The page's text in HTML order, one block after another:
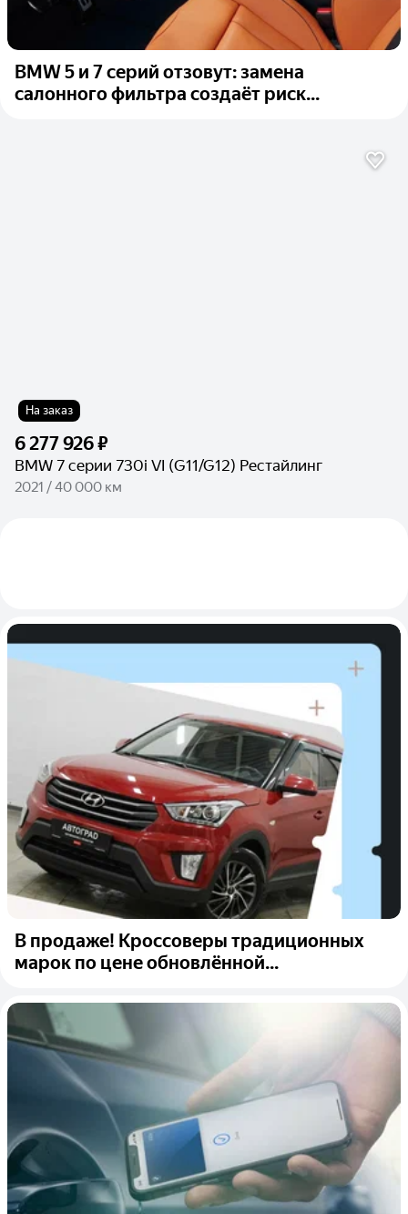
BMW 5 и 7 серий отзовут: замена
салонного фильтра создаёт риск...
На заказ
6 277 926 ₽
BMW 7 серии 730i VI (G11/G12) Рестайлинг
2021 / 40 000 км
В продаже! Кроссоверы традиционных
марок по цене обновлённой...